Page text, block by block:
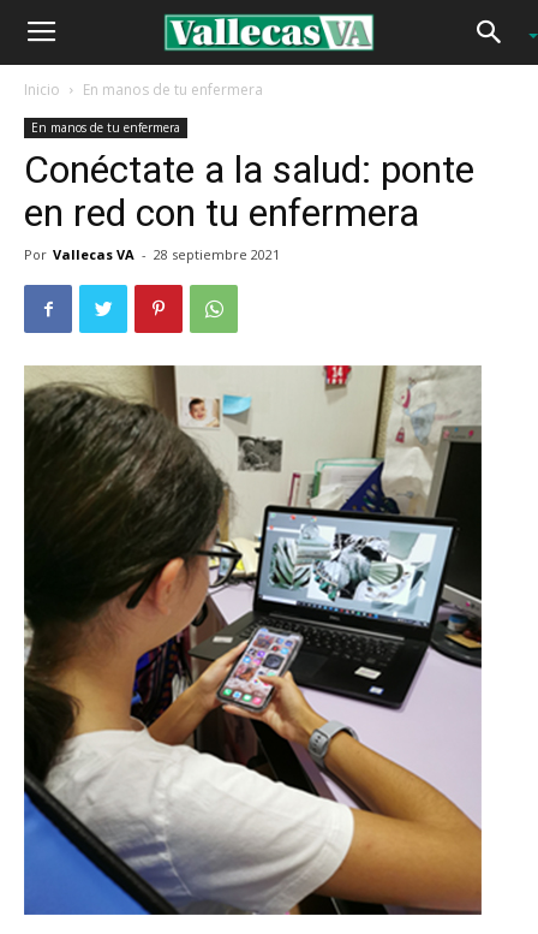
Inicio En manos de tu enfermera
En manos de tu enfermera
Conéctate a la salud: ponte
en red con tu enfermera
Por Vallecas VA - 28 septiembre 2021